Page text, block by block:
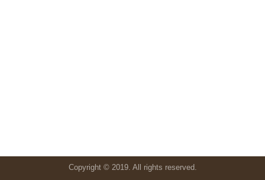
Copyright © 2019. All rights reserved.